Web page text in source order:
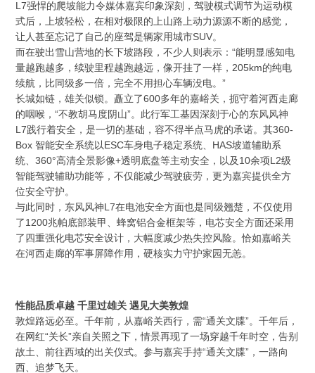
L7强悍的爬坡能力令媒体嘉宾印象深刻，驾驶模式调节为运动模
式后，上坡轻松，在相对极限的上山路上动力源源不断的感觉，
让人甚至忘记了自己的座驾是辆家用城市SUV。
而在驶出雪山营地的长下坡路段，不少人则表示：“能明显感知电
量越跑越多，续驶里程越跑越远，像开挂了一样，205km的纯电
续航，比同级多一倍，完全不用担心车辆没电。”
长城如链，雄关似锁。矗立了600多年的嘉峪关，扼守着河西走廊
的咽喉，“不教胡马度阴山”。此行军工基因深刻于心的东风风神
L7践行着安全，是一切的基础，容不得半点马虎的承诺。其360-
Box 智能安全系统以ESC车身电子稳定系统、HAS坡道辅助系
统、360°高清全景影像+透明底盘等主动安全，以及10余项L2级
智能驾驶辅助功能等，不仅能减少驾驶疲劳，更为嘉宾提供全方
位安全守护。
与此同时，东风风神L7在电池安全方面也是同级翘楚，不仅使用
了1200兆帕底部装甲、蜂窝铝合金框架等，电芯安全方面还采用
了四重强化电芯安全设计，大幅度减少热失控风险。恰如嘉峪关
在河西走廊的军事屏障作用，硬核实力守护家园无恙。
性能品质卓越 千里过雄关 遇见大美敦煌
敦煌路远必至。千年前，从嘉峪关西行，需“通关文牒”。千年后，
在网红“关长”亲自关照之下，情景再现了一场穿越千年时空，告别
故土、前往西域的出关仪式。参与嘉宾手持“通关文牒”，一路向
西、追梦飞天。